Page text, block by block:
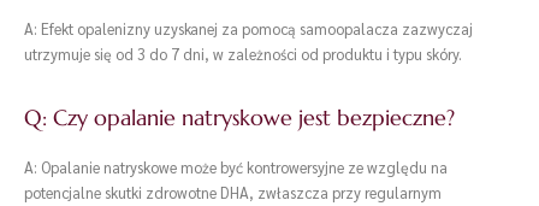
A: Efekt opalenizny uzyskanej za pomocą samoopalacza zazwyczaj
utrzymuje się od 3 do 7 dni, w zależności od produktu i typu skóry.
Q: Czy opalanie natryskowe jest bezpieczne?
A: Opalanie natryskowe może być kontrowersyjne ze względu na
potencjalne skutki zdrowotne DHA, zwłaszcza przy regularnym